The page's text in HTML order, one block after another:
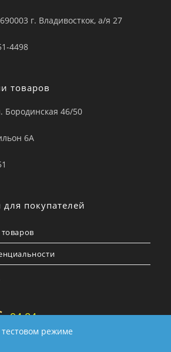
г. Владивосткок, а/я 27
4498
товаров
Бородинская 46/50
6А
покупателей
94.84
режиме